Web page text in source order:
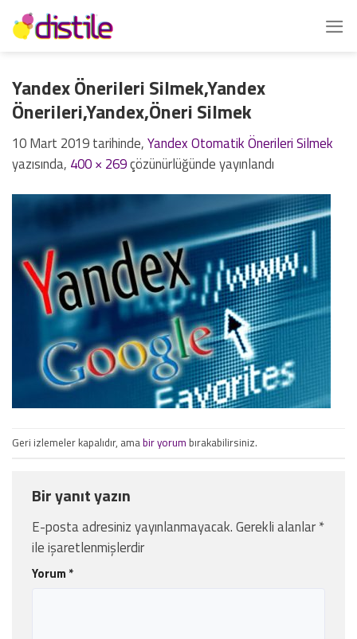
İçeriğe
atla
Yandex Önerileri Silmek, Yandex
Önerileri, Yandex,Öneri Silmek
10 Mart 2019tarihinde,Yandex Otomatik Önerileri Silmek
yazısında, 400 × 269çözünürlüğünde yayınlandı
Geri izlemeler kapalıdır, amabir yorum bırakabilirsiniz.
Bir yanıt yazın
E-posta adresiniz yayınlanmayacak.Gerekli alanlar*
ile işaretlenmişlerdir
Yorum *